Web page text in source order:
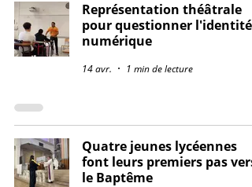
Représentation théâtrale
pour questionner l'identité
numérique
14 avr. 1 min de lecture
Quatre jeunes lycéennes
font leurs premiers pas vers
le Baptême